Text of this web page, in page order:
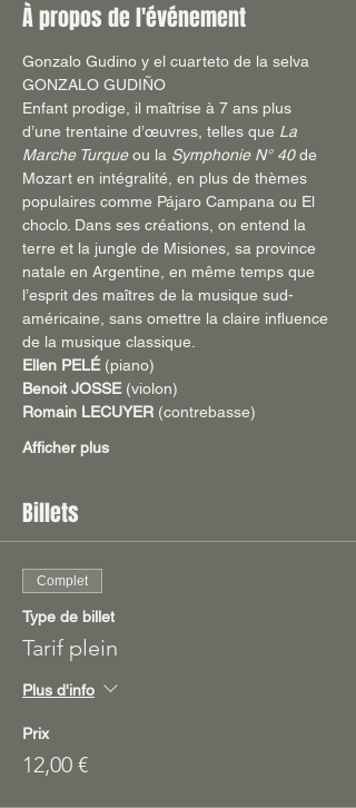
À propos de l'événement
Gonzalo Gudino y el cuarteto de la selva
GONZALO GUDIÑO
Enfant prodige, il maîtrise à 7 ans plus
d’une trentaine d’œuvres, telles que La
Marche Turque ou la Symphonie N° 40 de
Mozart en intégralité, en plus de thèmes
populaires comme Pájaro Campana ou El
choclo. Dans ses créations, on entend la
terre et la jungle de Misiones, sa province
natale en Argentine, en même temps que
l’esprit des maîtres de la musique sud-
américaine, sans omettre la claire influence
de la musique classique.
Ellen PELÉ (piano)
Benoit JOSSE (violon)
Romain LECUYER (contrebasse)
Afficher plus
Billets
Complet
Type de billet
Tarif plein
Plus d'info
Prix
12,00 €